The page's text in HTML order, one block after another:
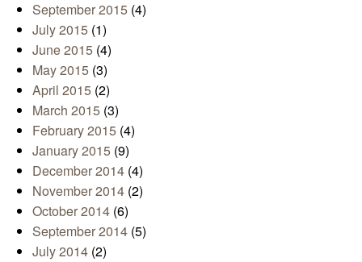
September 2015 (4)
July 2015 (1)
June 2015 (4)
May 2015 (3)
April 2015 (2)
March 2015 (3)
February 2015 (4)
January 2015 (9)
December 2014 (4)
November 2014 (2)
October 2014 (6)
September 2014 (5)
July 2014 (2)